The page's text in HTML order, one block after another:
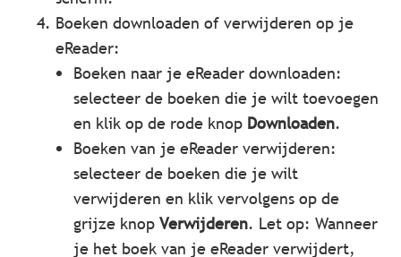
Boeken downloaden of verwijderen op je
eReader:
Boeken naar je eReader downloaden:
selecteer de boeken die je wilt toevoegen
en klik op de rode knop Downloaden.
Boeken van je eReader verwijderen:
selecteer de boeken die je wilt
verwijderen en klik vervolgens op de
grijze knopVerwijderen. Let op: Wanneer
je het boek van je eReader verwijdert,